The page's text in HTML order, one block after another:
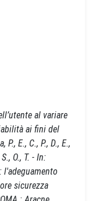
al variare
ai fini del
E., C., P., D., E.,
O., T. - In:
l'adeguamento
sicurezza